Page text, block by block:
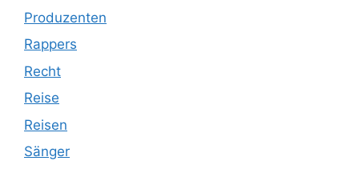
Produzenten
Rappers
Recht
Reise
Reisen
Sänger